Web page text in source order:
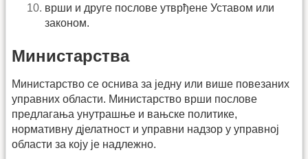
врши и друге послове утврђене Уставом или
законом.
Министарства
Министарство се оснива за једну или више повезаних
управних области. Министарство врши послове
предлагања унутрашње и вањске политике,
нормативну дјелатност и управни надзор у управној
области за коју је надлежно.